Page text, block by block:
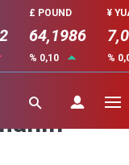
£ POUND
64,1986
% 0,10
¥
%